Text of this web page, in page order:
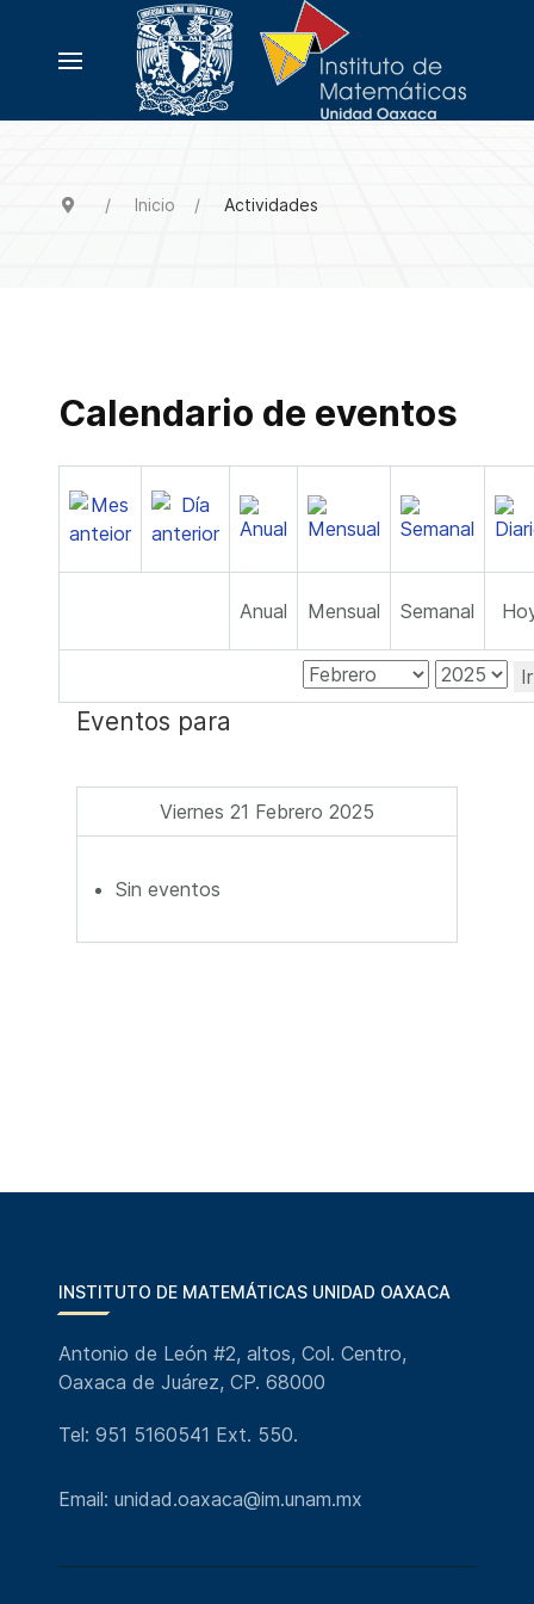
Inicio Actividades
Calendario de eventos
Anual Mensual Semanal
Eventos para
Viernes 21 Febrero 2025
Sin eventos
INSTITUTO DE MATEMÁTICAS UNIDAD OAXACA
Antonio de León #2, altos, Col. Centro,
Oaxaca de Juárez, CP. 68000
Tel: 951 5160541 Ext. 550.
Email: unidad.oaxaca@im.unam.mx